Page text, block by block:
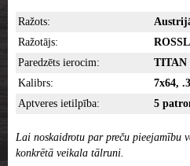
Ražots:
Ražotājs:
Paredzēts ierocim:
TITAN
Kalibrs:
7x64,
Aptveres ietilpība:
5
Lai noskaidrotu par preču pieejamību
konkrētā veikala tālruni.